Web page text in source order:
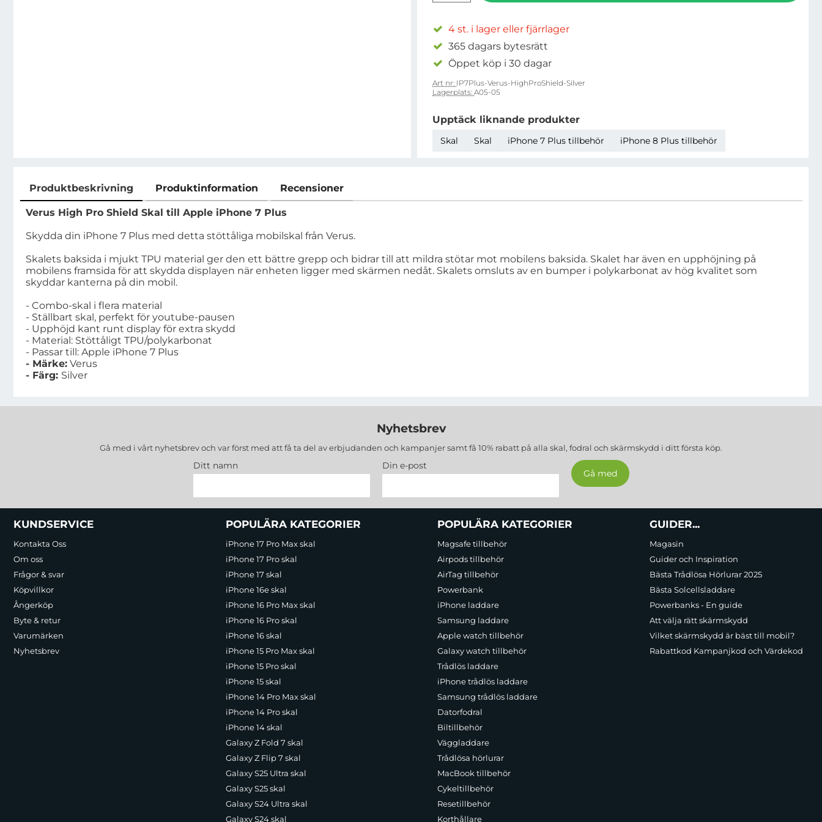
4 st. i lager eller fjärrlager
365 dagars bytesrätt
Öppet köp i 30 dagar
Art nr: IP7Plus-Verus-HighProShield-Silver
Lagerplats: A05-05
Upptäck liknande produkter
Skal Skal iPhone 7 Plus tillbehör iPhone 8 Plus tillbehör
Produktbeskrivning Produktinformation Recensioner
Produktbeskrivning
Verus High Pro Shield Skal till Apple iPhone 7 Plus
Skydda din iPhone 7 Plus med detta stöttåliga mobilskal från Verus.
Skalets baksida i mjukt TPU material ger den ett bättre grepp och bidrar till att mildra stötar mot mobilens baksida. Skalet har även en upphöjning på
mobilens framsida för att skydda displayen när enheten ligger med skärmen nedåt. Skalets omsluts av en bumper i polykarbonat av hög kvalitet som
skyddar kanterna på din mobil.
- Combo-skal i flera material
- Ställbart skal, perfekt för youtube-pausen
- Upphöjd kant runt display för extra skydd
- Material: Stöttåligt TPU/polykarbonat
- Passar till: Apple iPhone 7 Plus
- Märke: Verus
- Färg: Silver
Nyhetsbrev
Gå med i vårt nyhetsbrev och var först med att få ta del av erbjudanden och kampanjer samt få 10% rabatt på alla skal, fodral och skärmskydd i ditt första köp.
Ditt namn Din e-post
Sidfot Blandad info och länkar
KUNDSERVICE
Kontakta Oss
Om oss
Frågor & svar
Köpvillkor
Ångerköp
Byte & retur
Varumärken
Nyhetsbrev
POPULÄRA KATEGORIER
iPhone 17 Pro Max skal
iPhone 17 Pro skal
iPhone 17 skal
iPhone 16e skal
iPhone 16 Pro Max skal
iPhone 16 Pro skal
iPhone 16 skal
iPhone 15 Pro Max skal
iPhone 15 Pro skal
iPhone 15 skal
iPhone 14 Pro Max skal
iPhone 14 Pro skal
iPhone 14 skal
Galaxy Z Fold 7 skal
Galaxy Z Flip 7 skal
Galaxy S25 Ultra skal
Galaxy S25 skal
Galaxy S24 Ultra skal
Galaxy S24 skal
POPULÄRA KATEGORIER
Magsafe tillbehör
Airpods tillbehör
AirTag tillbehör
Powerbank
iPhone laddare
Samsung laddare
Apple watch tillbehör
Galaxy watch tillbehör
Trådlös laddare
iPhone trådlös laddare
Samsung trådlös laddare
Datorfodral
Biltillbehör
Väggladdare
Trådlösa hörlurar
MacBook tillbehör
Cykeltillbehör
Resetillbehör
Korthållare
GUIDER...
Magasin
Guider och Inspiration
Bästa Trådlösa Hörlurar 2025
Bästa Solcellsladdare
Powerbanks - En guide
Att välja rätt skärmskydd
Vilket skärmskydd är bäst till mobil?
Rabattkod Kampanjkod och Värdekod